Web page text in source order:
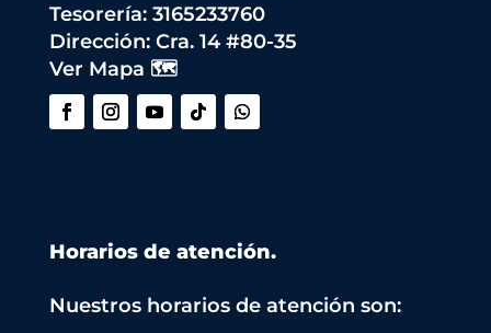
Tesorería: 3165233760
Dirección: Cra. 14 #80-35
Ver Mapa 🗺️
Horarios de atención.
Nuestros horarios de atención son: